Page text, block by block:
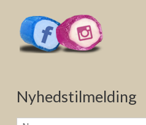
Nyhedstilmelding